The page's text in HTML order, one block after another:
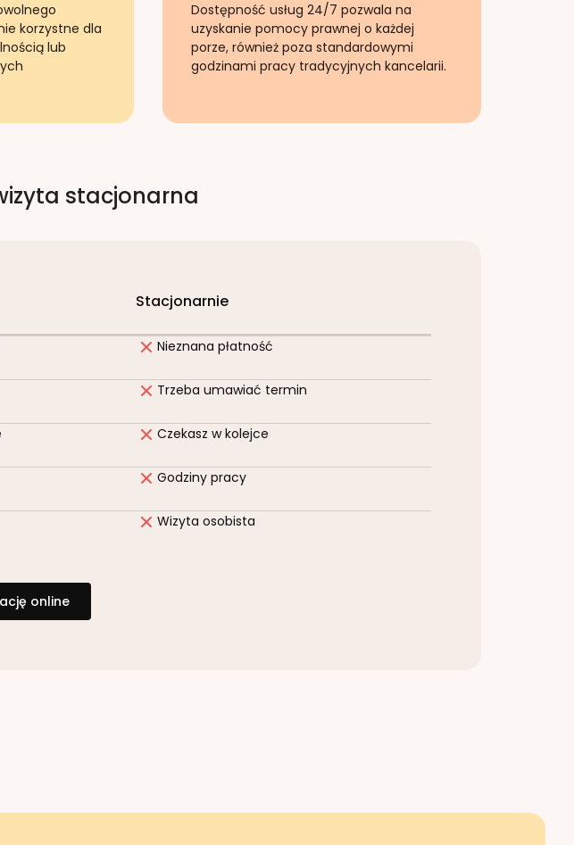
korzystne dla
lub
Dostępność usług 24/7 pozwala na
uzyskanie pomocy prawnej o każdej
porze, również poza standardowymi
godzinami pracy tradycyjnych kancelarii.
stacjonarna
Stacjonarnie
Nieznana płatność
Trzeba umawiać termin
Czekasz w kolejce
Godziny pracy
Wizyta osobista
online